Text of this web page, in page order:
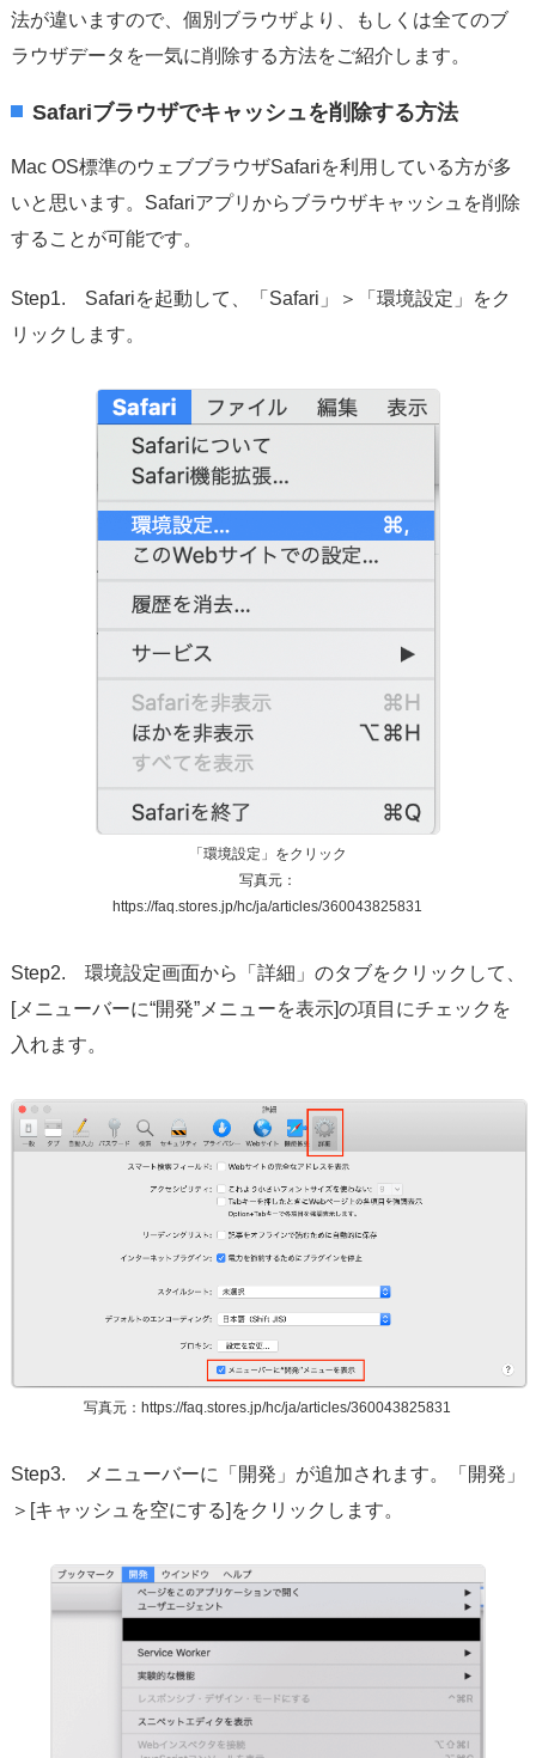
法が違いますので、個別ブラウザより、もしくは全てのブ
ラウザデータを一気に削除する方法をご紹介します。
Safariブラウザでキャッシュを削除する方法
Mac OS標準のウェブブラウザSafariを利用している方が多
いと思います。Safariアプリからブラウザキャッシュを削除
することが可能です。
Step1. Safariを起動して、「Safari」＞「環境設定」をク
リックします。
「環境設定」をクリック
写真元：
https://faq.stores.jp/hc/ja/articles/360043825831
Step2. 環境設定画面から「詳細」のタブをクリックして、
[メニューバーに“開発”メニューを表示]の項目にチェックを
入れます。
写真元：https://faq.stores.jp/hc/ja/articles/360043825831
Step3. メニューバーに「開発」が追加されます。「開発」
＞[キャッシュを空にする]をクリックします。